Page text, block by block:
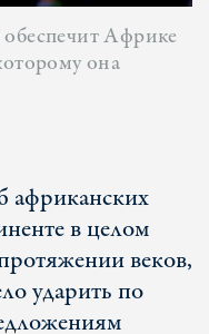
Африке
она
африканских
в целом
веков,
ударить по